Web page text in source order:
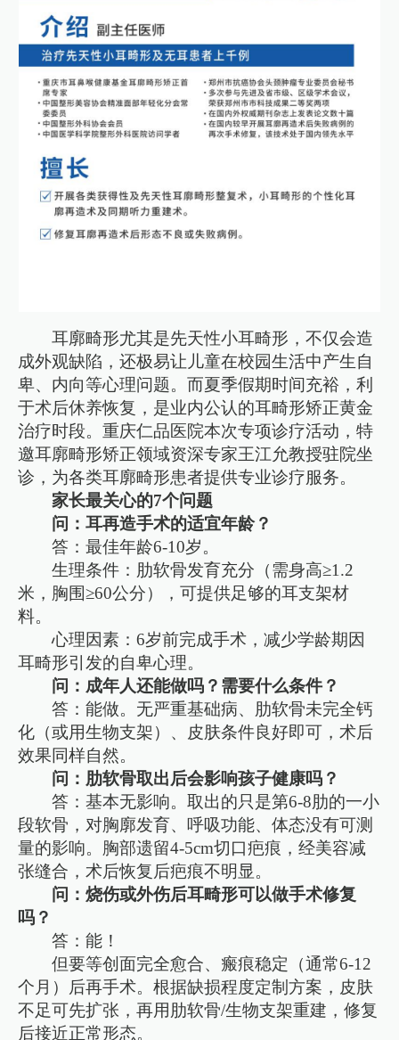
耳廓畸形尤其是先天性小耳畸形，不仅会造
成外观缺陷，还极易让儿童在校园生活中产生自
卑、内向等心理问题。而夏季假期时间充裕，利
于术后休养恢复，是业内公认的耳畸形矫正黄金
治疗时段。重庆仁品医院本次专项诊疗活动，特
邀耳廓畸形矫正领域资深专家王江允教授驻院坐
诊，为各类耳廓畸形患者提供专业诊疗服务。
家长最关心的7个问题
问：耳再造手术的适宜年龄？
答：最佳年龄6-10岁。
生理条件：肋软骨发育充分（需身高≥1.2
米，胸围≥60公分），可提供足够的耳支架材
料。
心理因素：6岁前完成手术，减少学龄期因
耳畸形引发的自卑心理。
问：成年人还能做吗？需要什么条件？
答：能做。无严重基础病、肋软骨未完全钙
化（或用生物支架）、皮肤条件良好即可，术后
效果同样自然。
问：肋软骨取出后会影响孩子健康吗？
答：基本无影响。取出的只是第6-8肋的一小
段软骨，对胸廓发育、呼吸功能、体态没有可测
量的影响。胸部遗留4-5cm切口疤痕，经美容减
张缝合，术后恢复后疤痕不明显。
问：烧伤或外伤后耳畸形可以做手术修复
吗？
答：能！
但要等创面完全愈合、瘢痕稳定（通常6-12
个月）后再手术。根据缺损程度定制方案，皮肤
不足可先扩张，再用肋软骨/生物支架重建，修复
后接近正常形态。